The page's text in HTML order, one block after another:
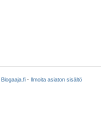
Blogaaja.fi- Ilmoita asiaton sisältö